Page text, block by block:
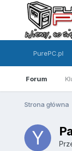
PurePC.pl
Forum
Strona główna